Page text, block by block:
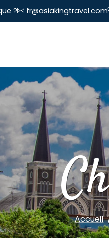
? fr@asiakingtravel.com
Accueil